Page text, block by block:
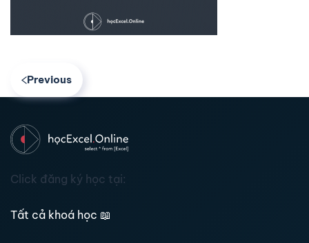
Previous
Click đăng ký học tại:
Tất cả khoá học 📖